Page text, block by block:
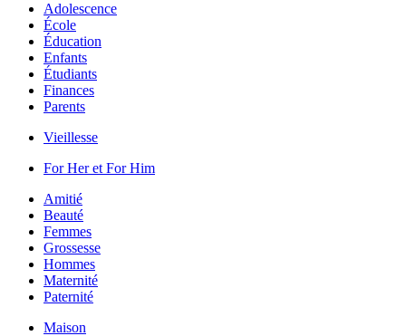
Adolescence
École
Éducation
Enfants
Étudiants
Finances
Parents
Vieillesse
For Her et For Him
Amitié
Beauté
Femmes
Grossesse
Hommes
Maternité
Paternité
Maison